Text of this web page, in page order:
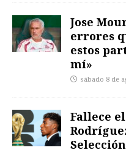
Jose
errores
estos
mí»
sábado 8 de
Fallece